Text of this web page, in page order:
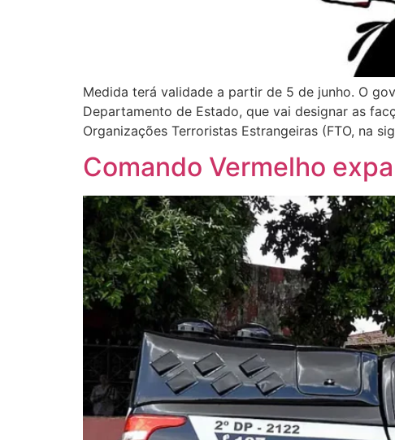
Medida terá validade a partir de 5 de junho. O
Departamento de Estado, que vai designar as
Organizações Terroristas Estrangeiras (FTO, na
Comando Vermelho